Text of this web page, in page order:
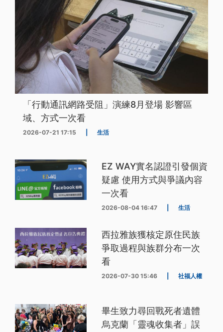
「行動通訊網路受阻」演練8月登場 影響區
域、方式一次看
2026-07-21 17:15 生活
EZ WAY實名認證引發個資
疑慮 使用方式與爭議內容
一次看
2026-08-04 16:47 生活
西拉雅族獲核定原住民族
爭取過程與族群分布一次
看
2026-07-30 15:46 社福人權
畢生致力尋回戰死者遺體
烏克蘭「靈魂收集者」誤